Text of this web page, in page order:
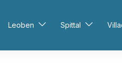
Leoben Spittal